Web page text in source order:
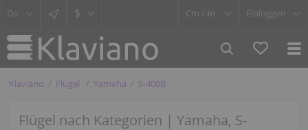
$ Cm / In Einloggen
Klaviano Flügel Yamaha S-400B
Flügel nach Kategorien | Yamaha, S-